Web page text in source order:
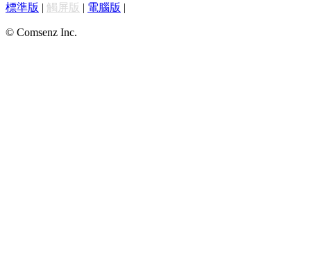
標準版 | 觸屏版 | 電腦版 |
© Comsenz Inc.